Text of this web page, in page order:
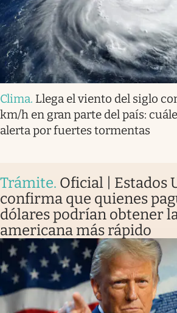
Clima. Llega el viento del siglo
km/h en gran parte del país:
alerta por fuertes tormentas
Trámite. Oficial | Estados
confirma que quienes
dólares podrían obtener
americana más rápido